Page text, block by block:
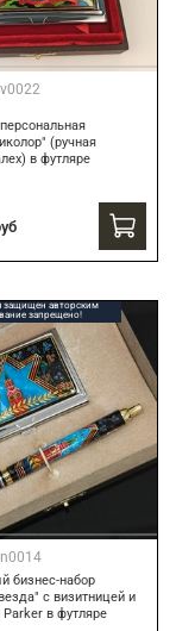
(ручная
в футляре
защищен авторским
запрещено!
бизнес-набор
с визитницей и
Parker в футляре